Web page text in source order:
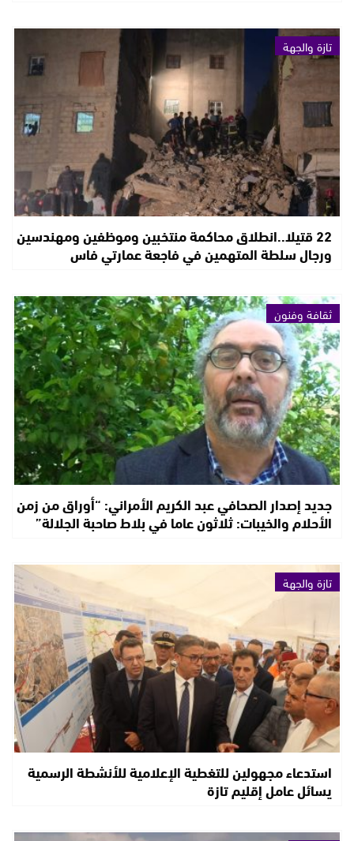
تازة والجهة
22 قتيلا..انطلاق محاكمة منتخبين وموظفين ومهندسين
ورجال سلطة المتهمين في فاجعة عمارتي فاس
ثقافة وفنون
جديد إصدار الصحافي عبد الكريم الأمراني: “أوراق من زمن
الأحلام والخيبات: ثلاثون عاما في بلاط صاحبة الجلالة”
تازة والجهة
استدعاء مجهولين للتغطية الإعلامية للأنشطة الرسمية
يسائل عامل إقليم تازة